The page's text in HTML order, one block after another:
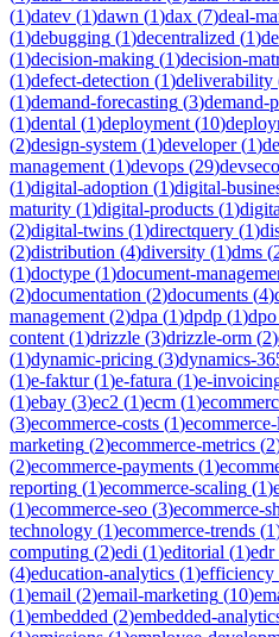
(1)datev (1)dawn (1)dax (7)deal-
(1)debugging (1)decentralized (1)
(1)decision-making (1)decision-
(1)defect-detection (1)deliverability
(1)demand-forecasting (3)demand-
(1)dental (1)deployment (10)
(2)design-system (1)developer(1)
management (1)devops (29)
(1)digital-adoption (1)digital-
maturity (1)digital-products (1)
(2)digital-twins (1)directquery (1)
(2)distribution (4)diversity (1)dms (
(1)doctype (1)document-
(2)documentation (2)documents (4)
management (2)dpa (1)dpdp (1)dpo
content (1)drizzle (3)drizzle-orm (2)
(1)dynamic-pricing (3)dynamics-
(1)e-faktur(1)e-fatura (1)e-
(1)ebay (3)ec2 (1)ecm (1)
(3)ecommerce-costs (1)
marketing (2)ecommerce-metrics (2
(2)ecommerce-payments (1)
reporting (1)ecommerce-scaling (1)
(1)ecommerce-seo (3)ecommerce-
technology (1)ecommerce-trends (1
computing (2)edi (1)editorial (1)edr
(4)education-analytics (1)efficiency
(1)email (2)email-marketing (10)
(1)embedded (2)embedded-